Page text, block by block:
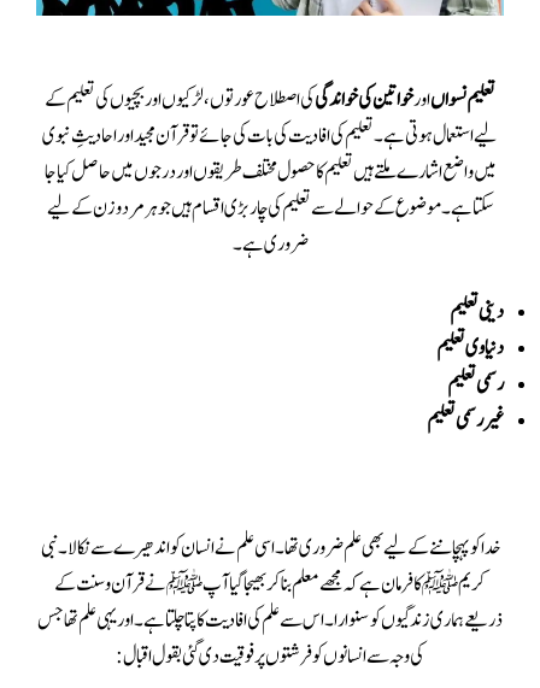
تعلیم نسواںاورخواتین کی خواندگیکی اصطلاح عورتوں،لڑکیوں اور بچیوں کی تعلیم کے
لیے استعمال ہوتی ہے ۔تعلیم کی افادیت کی بات کی جائے تو قرآن مجید اور احادیثِ نبوی
میں واضع اشارے ملتے ہیں تعلیم کا حصول مختلف طریقوں اور درجوں میں حاصل کیا جا
سکتا ہے ۔ موضوع کے حوالے سے تعلیم کی چار بڑی اقسام ہیں جو ہر مرد و زن کے لیے
ضروری ہے۔
دینی تعلیم
دنیاوی تعلیم
رسمی تعلیم
غیر رسمی تعلیم
خدا کو پہچاننے کے لیے بھی علم ضروری تھا۔اسی علم نے انسان کو اندھیرے سے نکالا۔نبی
کریم ﷺ کا فرمان ہے کہ مجھے معلم بنا کر بھیجا گیا آپ ﷺ نے قرآن وسنت کے
ذریعے ہماری زندگیوں کو سنوارا ۔اس سے علم کی افادیت کا پتا چلتا ہے۔اور یہی علم تھا جس
کی وجہ سے انسانوں کو فرشتوں پر فو قیت دی گئی بقول اقبال: